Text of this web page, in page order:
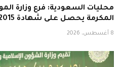
محليات السعودية: فرع وزارة
المكرمة يحصل على شهادة ISO 9001:2015
8 أغسطس، 2026